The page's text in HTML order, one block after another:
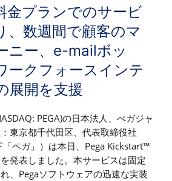
金プランでのサービ
、数週間で顧客のマ
ニー、e-mailボッ
ークフォースインテ
展開を支援
PEGA)の日本法人、ぺガジャ
東京都千代田区、代表取締役社
ペガ」）は本日、Pega Kickstart™
発表しました。本サービスは固定
、Pegaソフトウェアの迅速な実装